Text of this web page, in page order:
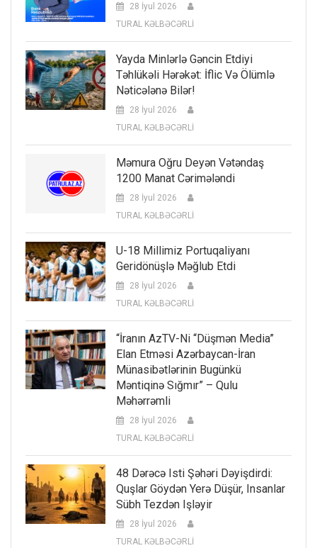
28 İyul 2026
TURAL KƏLBƏCƏRLİ
Yayda Minlərlə Gəncin Etdiyi
Təhlükəli Hərəkət: İflic Və Ölümlə
Nəticələnə Bilər!
28 İyul 2026
TURAL KƏLBƏCƏRLİ
Məmura Oğru Deyən Vətəndaş
1200 Manat Cərimələndi
28 İyul 2026
TURAL KƏLBƏCƏRLİ
U-18 Millimiz Portuqaliyanı
Geridönüşlə Məğlub Etdi
28 İyul 2026
TURAL KƏLBƏCƏRLİ
“İranın AzTV-Ni “düşmən Media”
Elan Etməsi Azərbaycan-İran
Münasibətlərinin Bugünkü
Məntiqinə Sığmır” – Qulu
Məhərrəmli
28 İyul 2026
TURAL KƏLBƏCƏRLİ
48 Dərəcə Isti Şəhəri Dəyişdirdi:
Quşlar Göydən Yerə Düşür, Insanlar
Sübh Tezdən Işləyir
28 İyul 2026
TURAL KƏLBƏCƏRLİ